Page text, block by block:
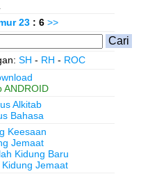
23 : 6 >>
SH - RH - ROC
ANDROID
Alkitab
Bahasa
Keesaan
Jemaat
Kidung Baru
Jemaat